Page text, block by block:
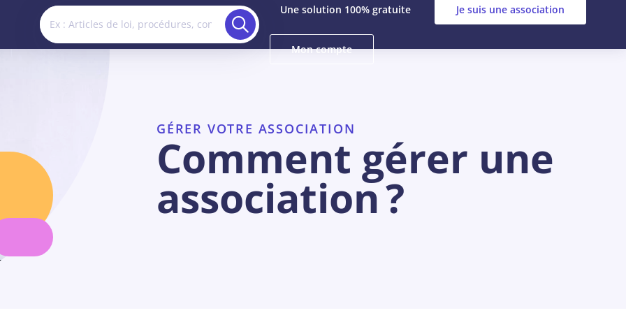
Une solution 100% gratuite Je suis une association
Mon compte
GÉRER VOTRE ASSOCIATION
Comment gérer une
association ?